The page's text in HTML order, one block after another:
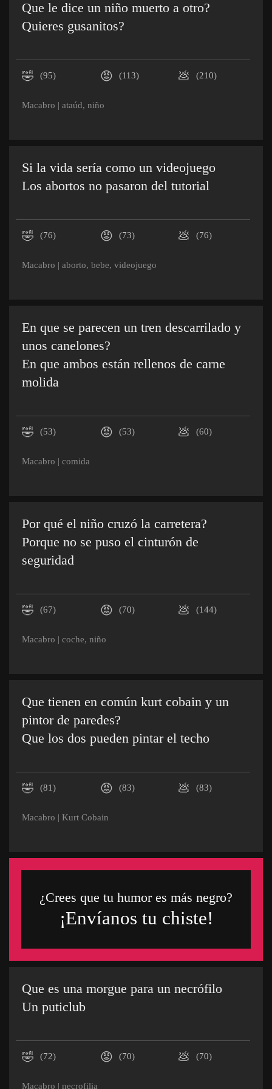
Que le dice un niño muerto a otro?
Quieres gusanitos?
🤣 (95) 😡 (113) 💩 (210)
Macabro | ataúd, niño
Si la vida sería como un videojuego
Los abortos no pasaron del tutorial
🤣 (76) 😡 (73) 💩 (76)
Macabro | aborto, bebe, videojuego
En que se parecen un tren descarrilado y
unos canelones?
En que ambos están rellenos de carne
molida
🤣 (53) 😡 (53) 💩 (60)
Macabro | comida
Por qué el niño cruzó la carretera?
Porque no se puso el cinturón de
seguridad
🤣 (67) 😡 (70) 💩 (144)
Macabro | coche, niño
Que tienen en común kurt cobain y un
pintor de paredes?
Que los dos pueden pintar el techo
🤣 (81) 😡 (83) 💩 (83)
Macabro | Kurt Cobain
¿Crees que tu humor es más negro?
¡Envíanos tu chiste!
Que es una morgue para un necrófilo
Un puticlub
🤣 (72) 😡 (70) 💩 (70)
Macabro | necrofilia